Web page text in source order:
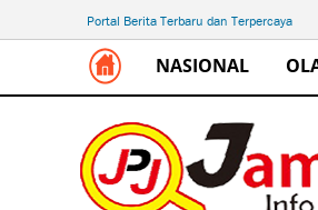
Portal Berita Terbaru dan Terpercaya
NASIONAL